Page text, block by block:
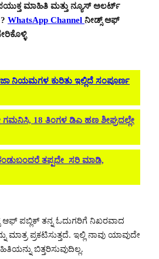
ಮಾಹಿತಿ ಮತ್ತು ನ್ಯೂಸ್ ಅಲರ್ಟ್
? WhatsApp Channel ನೀಡ್ಸ್ ಆಫ್
ನಿಯಮಗಳ ಕುರಿತು ಇಲ್ಲಿದೆ ಸಂಪೂರ್ಣ
ಗಮನಿಸಿ, 18 ತಿಂಗಳ ಡಿಎ ಹಣ ಶೀಘ್ರದಲ್ಲೇ
ತಪ್ಪದೇ ಸರಿ ಮಾಡಿ,
ಆಫ್ ಪಬ್ಲಿಕ್ ತನ್ನ ಓದುಗರಿಗೆ ನಿಖರವಾದ
ಮಾತ್ರ ಪ್ರಕಟಿಸುತ್ತದೆ. ಇಲ್ಲಿ ನಾವು ಯಾವುದೇ
ಬಿತ್ತರಿಸುವುದಿಲ್ಲ.